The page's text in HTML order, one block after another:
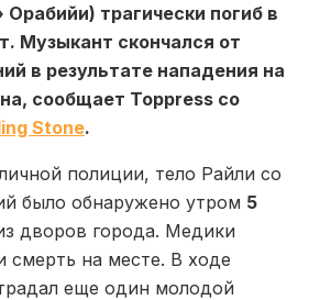
трагически погиб в
Музыкант скончался от
в результате нападения на
сообщает Toppress со
Stone.
полиции, тело Райли со
было обнаружено утром 5
дворов города. Медики
смерть на месте. В ходе
еще один молодой